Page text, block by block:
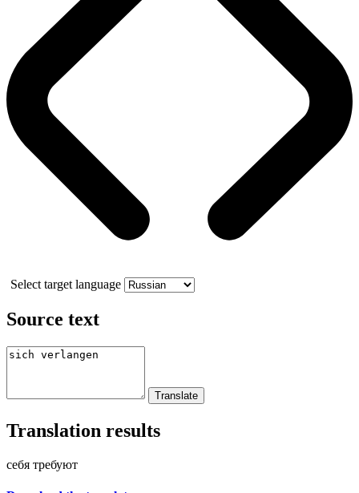
Select target language
Source text
Translation results
себя требуют